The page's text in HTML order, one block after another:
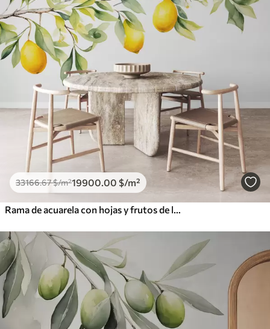
33166.67$/m²19900.00 $/m²
Rama de acuarela con hojas y frutos de limón